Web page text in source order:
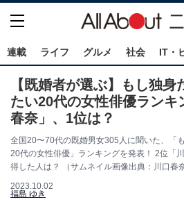
連載 ライフ グルメ 社会 IT・
【既婚者が選ぶ】もし独身
たい20代の女性俳優ランキ
春奈」、1位は？
全国20〜70代の既婚男女305人に聞いた、「
20代の女性俳優」ランキングを発表！ 2位「
得した人は？ （サムネイル画像出典：川口春
2023.10.02
福島 ゆき